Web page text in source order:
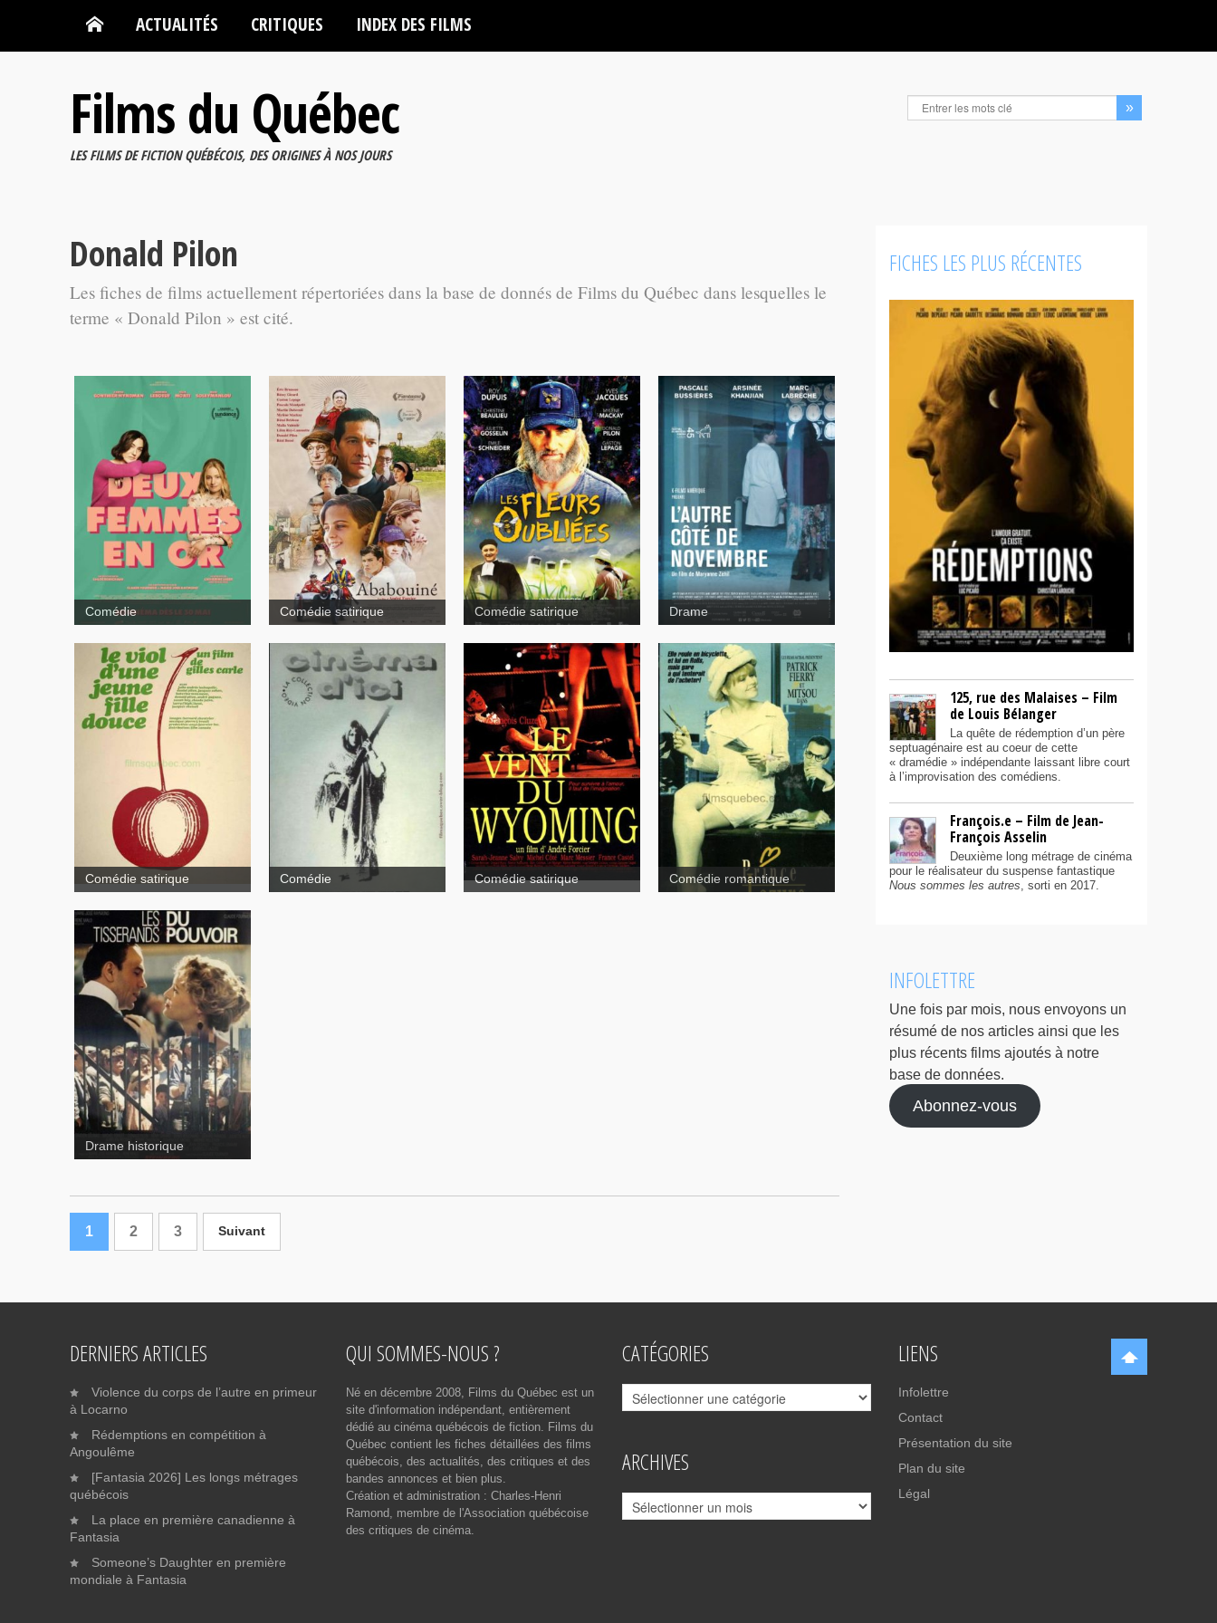
ACTUALITÉS CRITIQUES INDEX DES FILMS
Films du Québec
LES FILMS DE FICTION QUÉBÉCOIS, DES ORIGINES À NOS JOURS
Donald Pilon
Les fiches de films actuellement répertoriées dans la base de donnés de Films du Québec dans lesquelles le
terme « Donald Pilon » est cité.
Comédie Comédie satirique Comédie satirique
L'autre côté de
novembre
Drame
Le viol d'une
jeune fille douce
Comédie satirique
La vraie
nature de Bernadette
Comédie
Le vent du Wyoming
Comédie satirique
Prince Lazure
Comédie romantique
Les tisserands du pouvoir
Drame historique
1 2 3 Suivant
FICHES LES PLUS RÉCENTES
125, rue des Malaises – Film
de Louis Bélanger
La quête de rédemption d’un père
septuagénaire est au coeur de cette
« dramédie » indépendante laissant libre court
à l’improvisation des comédiens.
François.e – Film de Jean-
François Asselin
Deuxième long métrage de cinéma
pour le réalisateur du suspense fantastique
Nous sommes les autres, sorti en 2017.
INFOLETTRE
Une fois par mois, nous envoyons un
résumé de nos articles ainsi que les
plus récents films ajoutés à notre
base de données.
Abonnez-vous
DERNIERS ARTICLES
Violence du corps de l’autre en primeur
à Locarno
Rédemptions en compétition à
Angoulême
[Fantasia 2026] Les longs métrages
québécois
La place en première canadienne à
Fantasia
Someone’s Daughter en première
mondiale à Fantasia
QUI SOMMES-NOUS ?
Né en décembre 2008, Films du Québec est un
site d'information indépendant, entièrement
dédié au cinéma québécois de fiction. Films du
Québec contient les fiches détaillées des films
québécois, des actualités, des critiques et des
bandes annonces et bien plus.
Création et administration : Charles-Henri
Ramond, membre de l'Association québécoise
des critiques de cinéma.
CATÉGORIES
Catégories
ARCHIVES
Archives
LIENS
Infolettre
Contact
Présentation du site
Plan du site
Légal